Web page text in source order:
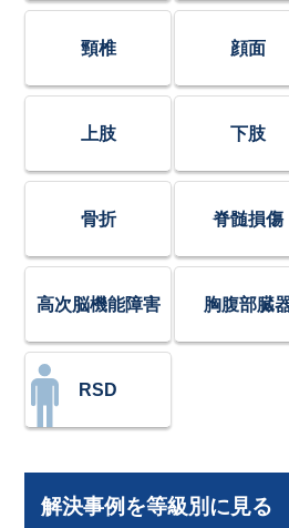
頸椎 顔面
上肢 下肢
骨折 脊髄損傷
高次脳機能障害 胸腹部臓
RSD
解決事例を等級別に見る